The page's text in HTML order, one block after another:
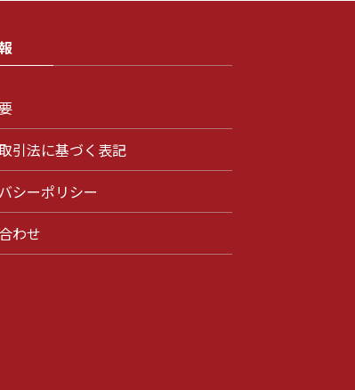
引法に基づく表記
シーポリシー
わせ